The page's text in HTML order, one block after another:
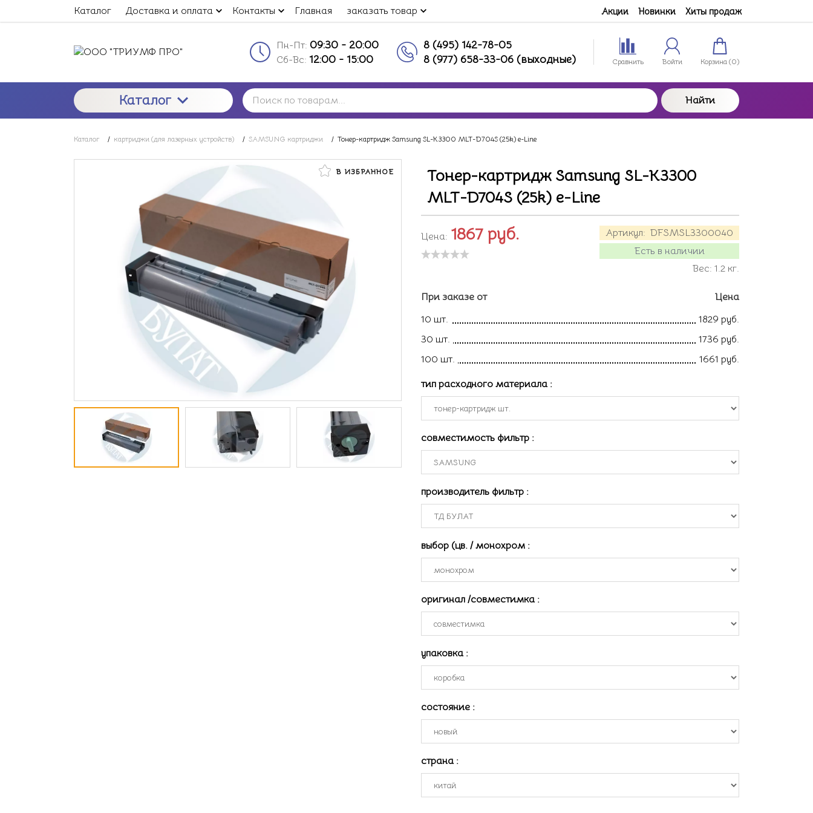
Каталог Доставка и оплата Контакты Главная заказать товар Акции Новинки Хиты продаж
Пн-Пт: 09:30 - 20:00
Сб-Вс: 12:00 - 15:00
8 (495) 142-78-05
8 (977) 658-33-06 (выходные)
Сравнить Войти Корзина (0)
Каталог Найти
Каталог / картриджи (для лазерных устройств) / SAMSUNG картриджи / Тонер-картридж Samsung SL-K3300 MLT-D704S (25k) e-Line
В ИЗБРАННОЕ
Тонер-картридж Samsung SL-K3300
MLT-D704S (25k) e-Line
Артикул: DFSMSL3300040
Есть в наличии
Вес: 1.2 кг.
Цена: 1867 руб.
При заказе от
Цена
10 шт.
1829 руб.
30 шт.
1736 руб.
100 шт.
1661 руб.
тип расходного материала :
совместимость фильтр :
производитель фильтр :
выбор (цв. / монохром :
оригинал /совместимка :
упаковка :
состояние :
страна :